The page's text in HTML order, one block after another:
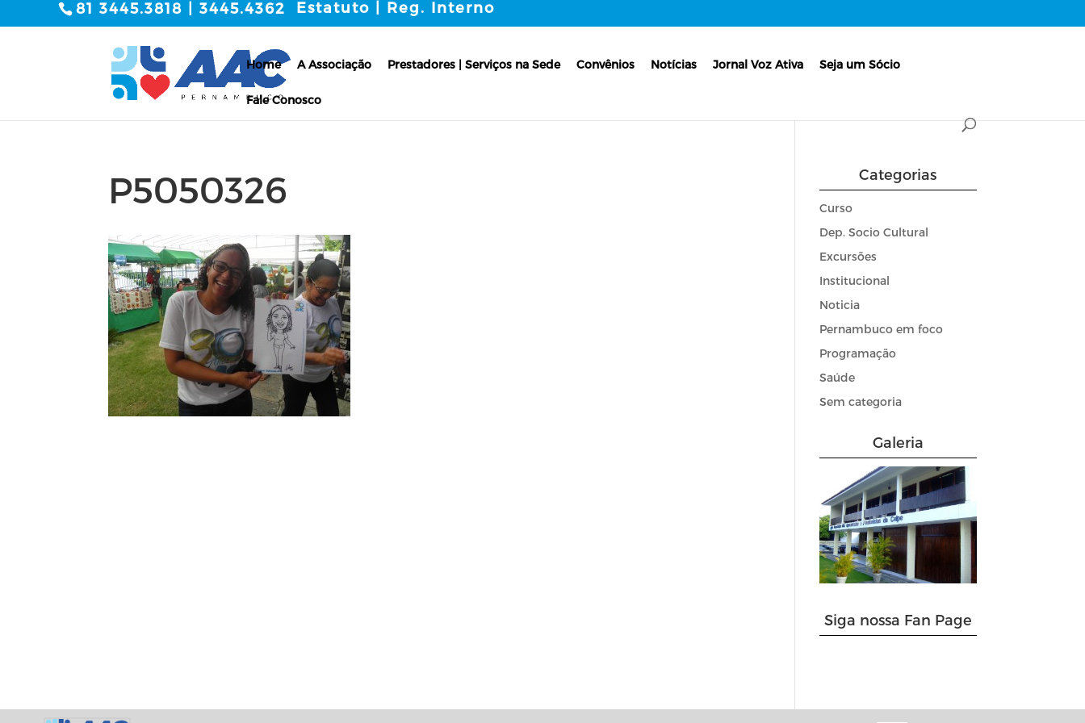
81 3445.3818 | 3445.4362 Estatuto | Reg. Interno
Home A Associação Prestadores | Serviços na Sede Convênios Notícias Jornal Voz Ativa Seja um Sócio
Fale Conosco
P5050326 Categorias
Curso
Dep. Socio Cultural
Excursões
Institucional
Noticia
Pernambuco em foco
Programação
Saúde
Sem categoria
Galeria
Siga nossa Fan Page